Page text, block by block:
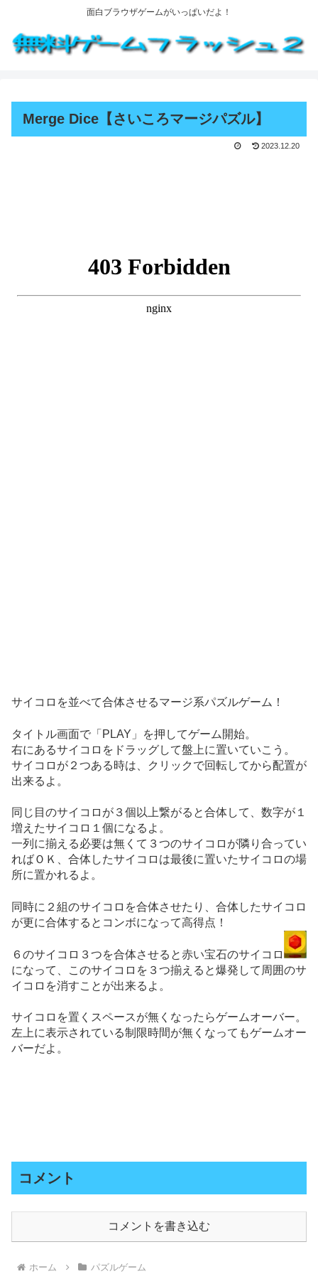
面白ブラウザゲームがいっぱいだよ！
Merge Dice【さいころマージパズル】
2023.12.20
サイコロを並べて合体させるマージ系パズルゲーム！
タイトル画面で「PLAY」を押してゲーム開始。
右にあるサイコロをドラッグして盤上に置いていこう。
サイコロが２つある時は、クリックで回転してから配置が
出来るよ。
同じ目のサイコロが３個以上繋がると合体して、数字が１
増えたサイコロ１個になるよ。
一列に揃える必要は無くて３つのサイコロが隣り合ってい
ればＯＫ、合体したサイコロは最後に置いたサイコロの場
所に置かれるよ。
同時に２組のサイコロを合体させたり、合体したサイコロ
が更に合体するとコンボになって高得点！
６のサイコロ３つを合体させると赤い宝石のサイコロ
になって、このサイコロを３つ揃えると爆発して周囲のサ
イコロを消すことが出来るよ。
サイコロを置くスペースが無くなったらゲームオーバー。
左上に表示されている制限時間が無くなってもゲームオー
バーだよ。
コメント
コメントを書き込む
ホーム パズルゲーム